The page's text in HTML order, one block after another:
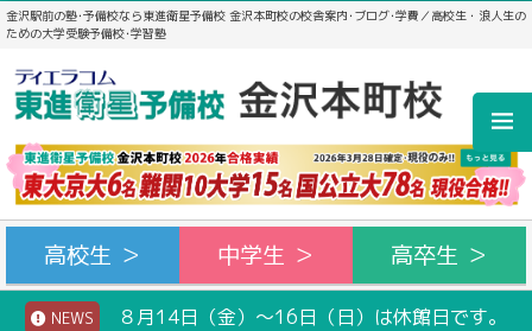
金沢駅前の塾･予備校なら東進衛星予備校 金沢本町校の校舎案内･ブログ･学費／高校生・浪人生の
ための大学受験予備校･学習塾
高校生 ＞ 中学生 ＞ 高卒生 ＞
NEWS ８月14日（金）～16日（日）は休館日です。